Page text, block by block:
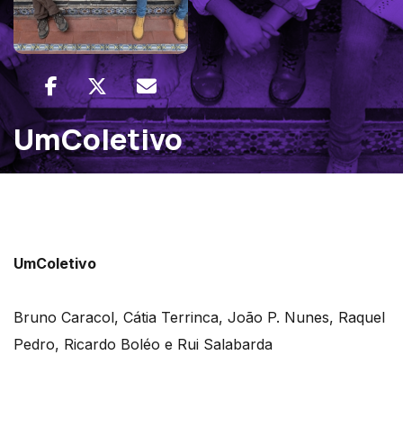
UmColetivo
UmColetivo
Bruno Caracol, Cátia Terrinca, João P. Nunes, Raquel
Pedro, Ricardo Boléo e Rui Salabarda